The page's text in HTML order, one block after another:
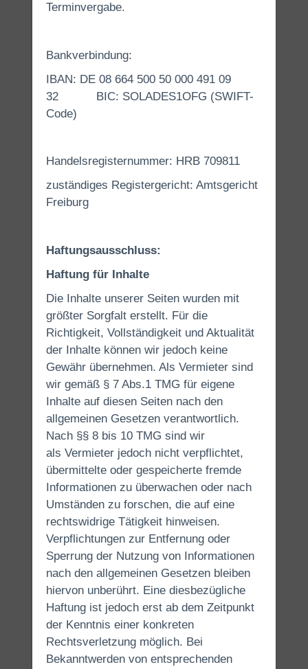
Terminvergabe.
Bankverbindung:
IBAN: DE 08 664 500 50 000 491 09
32 BIC: SOLADES1OFG (SWIFT-
Code)
Handelsregisternummer: HRB 709811
zuständiges Registergericht: Amtsgericht
Freiburg
Haftungsausschluss:
Haftung für Inhalte
Die Inhalte unserer Seiten wurden mit
größter Sorgfalt erstellt. Für die
Richtigkeit, Vollständigkeit und Aktualität
der Inhalte können wir jedoch keine
Gewähr übernehmen. Als Vermieter sind
wir gemäß § 7 Abs.1 TMG für eigene
Inhalte auf diesen Seiten nach den
allgemeinen Gesetzen verantwortlich.
Nach §§ 8 bis 10 TMG sind wir
als Vermieter jedoch nicht verpflichtet,
übermittelte oder gespeicherte fremde
Informationen zu überwachen oder nach
Umständen zu forschen, die auf eine
rechtswidrige Tätigkeit hinweisen.
Verpflichtungen zur Entfernung oder
Sperrung der Nutzung von Informationen
nach den allgemeinen Gesetzen bleiben
hiervon unberührt. Eine diesbezügliche
Haftung ist jedoch erst ab dem Zeitpunkt
der Kenntnis einer konkreten
Rechtsverletzung möglich. Bei
Bekanntwerden von entsprechenden